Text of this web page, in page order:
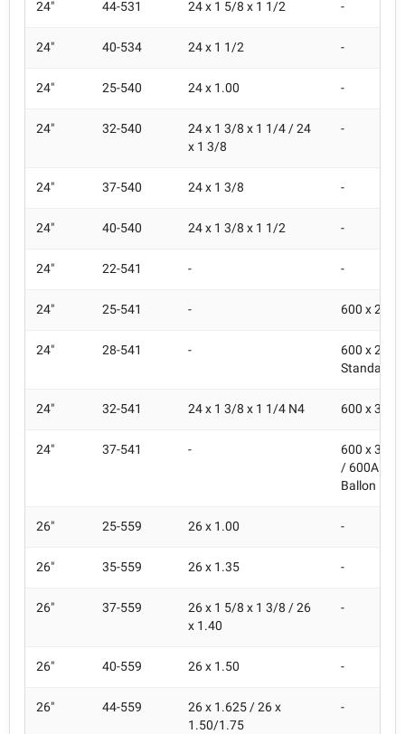
24" 44-531 24 x 1 5/8 x 1 1/2 -
24" 40-534 24 x 1 1/2 -
24" 25-540 24 x 1.00 -
24" 32-540
24 x 1 3/8 x 1 1/4 / 24
x 1 3/8
-
24" 37-540 24 x 1 3/8 -
24" 40-540 24 x 1 3/8 x 1 1/2 -
24" 22-541 - -
24" 25-541 - 600 x 25A
24" 28-541 -
600 x 28A
Standard
24" 32-541 24 x 1 3/8 x 1 1/4 N4 600 x 32A
24" 37-541 -
600 x 35A
/ 600A
Ballon
26" 25-559 26 x 1.00 -
26" 35-559 26 x 1.35 -
26" 37-559
26 x 1 5/8 x 1 3/8 / 26
x 1.40
-
26" 40-559 26 x 1.50 -
26" 44-559
26 x 1.625 / 26 x
1.50/1.75
-